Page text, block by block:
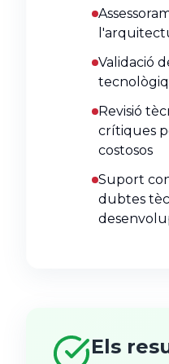
Validació
Revisió
crítiques
costosos
Suport
dubtes
Els